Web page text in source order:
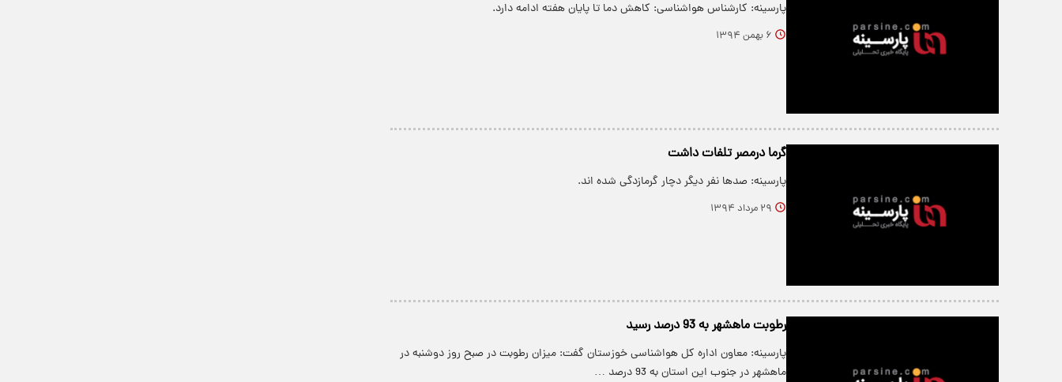
پارسینه: کارشناس هواشناسی: کاهش دما تا پایان هفته ادامه دارد.
۶ بهمن ۱۳۹۴
گرما درمصر تلفات داشت
پارسینه: صدها نفر دیگر دچار گرمازدگی شده اند.
۲۹ مرداد ۱۳۹۴
رطوبت ماهشهر به 93 درصد رسید
پارسینه: معاون اداره کل هواشناسی خوزستان گفت: میزان رطوبت در صبح روز دوشنبه در
ماهشهر در جنوب این استان به 93 درصد …